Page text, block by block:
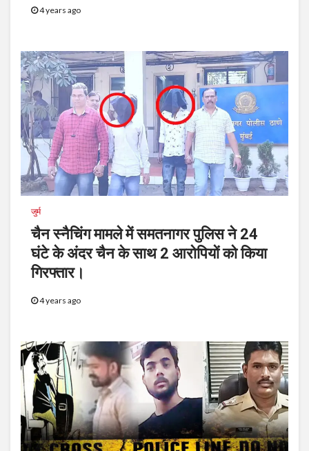
4 years ago
जुर्म
चैन स्नैचिंग मामले में समतनागर पुलिस ने 24
घंटे के अंदर चैन के साथ 2 आरोपियों को किया
गिरफ्तार।
4 years ago